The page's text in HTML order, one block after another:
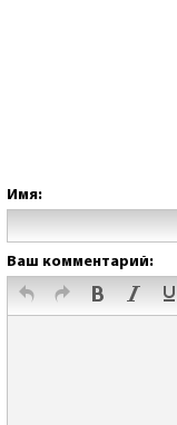
Имя:
Ваш комментарий: